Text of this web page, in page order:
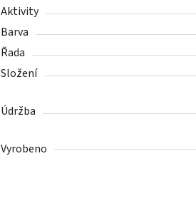
Aktivity
Barva
Řada
Složení
Údržba
Vyrobeno